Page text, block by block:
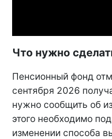
Что нужно
Пенсионный фонд
сентября 2026
нужно сообщить об
этого необходимо
изменении способа